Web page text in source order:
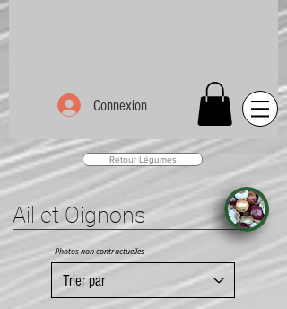
Connexion
Retour Légumes
Ail et Oignons
Photos non contractuelles